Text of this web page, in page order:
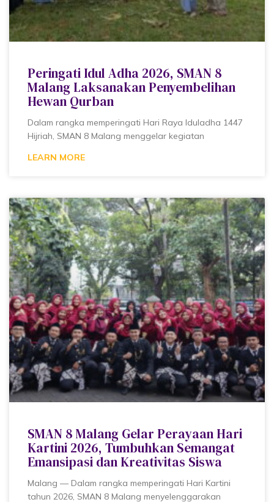
Peringati Idul Adha 2026, SMAN 8
Malang Laksanakan Penyembelihan
Hewan Qurban
Dalam rangka memperingati Hari Raya Iduladha 1447
Hijriah, SMAN 8 Malang menggelar kegiatan
LEARN MORE
SMAN 8 Malang Gelar Perayaan Hari
Kartini 2026, Tumbuhkan Semangat
Emansipasi dan Kreativitas Siswa
Malang — Dalam rangka memperingati Hari Kartini
tahun 2026, SMAN 8 Malang menyelenggarakan